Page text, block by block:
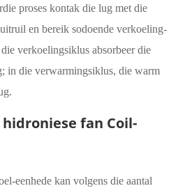
proses kontak die lug met die
en bereik sodoende verkoeling-
verkoelingsiklus absorbeer die
in die verwarmingsiklus, die warm
fan Coil-
eenhede kan volgens die aantal